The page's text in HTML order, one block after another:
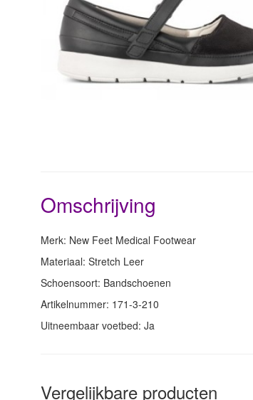
Omschrijving
Merk: New Feet Medical Footwear
Materiaal: Stretch Leer
Schoensoort: Bandschoenen
Artikelnummer: 171-3-210
Uitneembaar voetbed: Ja
Vergelijkbare producten